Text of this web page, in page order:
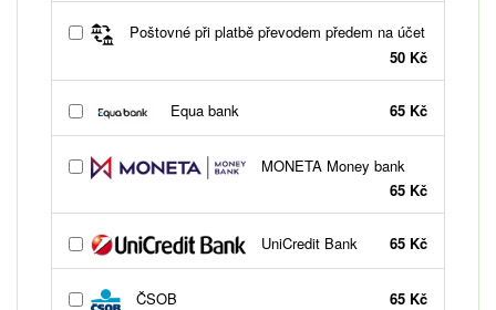
Poštovné při platbě převodem předem na účet
50 Kč
Equa bank 65 Kč
MONETA Money bank
65 Kč
UniCredit Bank 65 Kč
ČSOB 65 Kč